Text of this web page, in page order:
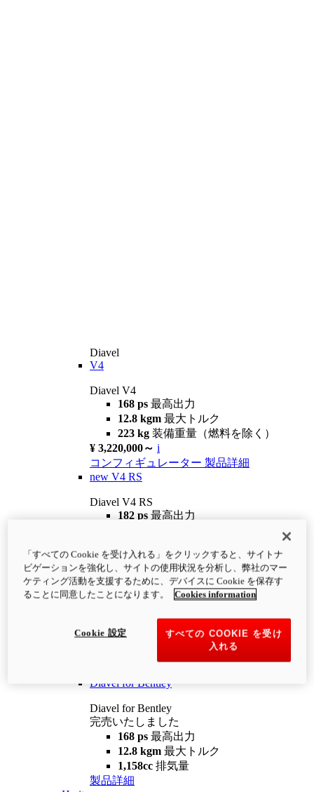
Diavel
V4
Diavel V4
168 ps 最高出力
12.8 kgm 最大トルク
223 kg 装備重量（燃料を除く）
¥ 3,220,000～ i
コンフィギュレーター 製品詳細
new V4 RS
Diavel V4 RS
182 ps 最高出力
¥4,400,000 i
コンフィギュレーター 製品詳細
newV4 RS 100
12.2 kgm
最大トルク
装備重量（燃料を除く）
Diavel for Bentley
Diavel for Bentley
完売いたしました
168 ps 最高出力
12.8 kgm 最大トルク
1,158cc 排気量
製品詳細
「すべての Cookie を受け入れる」をクリックすると、サイトナ
ビゲーションを強化し、サイトの使用状況を分析し、弊社のマー
ケティング活動を支援するために、デバイスに Cookie を保存す
ることに同意したことになります。
Cookies information
すべての COOKIE を受け
入れる
Cookie 設定